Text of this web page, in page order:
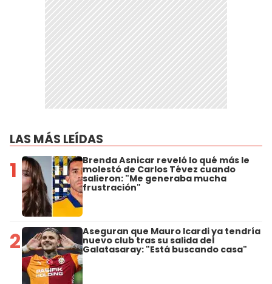
LAS MÁS LEÍDAS
1 Brenda Asnicar reveló lo qué más le
molestó de Carlos Tévez cuando
salieron: "Me generaba mucha
frustración"
2 Aseguran que Mauro Icardi ya tendría
nuevo club tras su salida del
Galatasaray: "Está buscando casa"